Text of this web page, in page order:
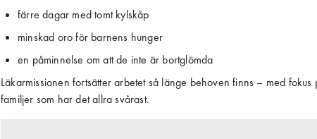
färre dagar med tomt kylskåp
minskad oro för barnens hunger
en påminnelse om att de inte är bortglömda
Läkarmissionen fortsätter arbetet så länge behoven finns – med
familjer som har det allra svårast.